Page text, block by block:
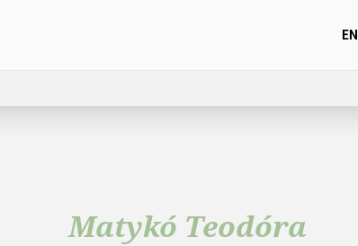
EN
Matykó Teodóra